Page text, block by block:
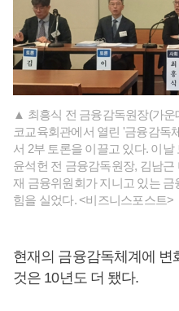
▲ 최흥식 전 금융감독원장(가운
코교육회관에서 열린 '금융감독
서 2부 토론을 이끌고 있다. 이
윤석헌 전 금융감독원장, 김남
재 금융위원회가 지니고 있는
힘을 실었다. <비즈니스포스트>
현재의 금융감독체계에
것은 10년도 더 됐다.